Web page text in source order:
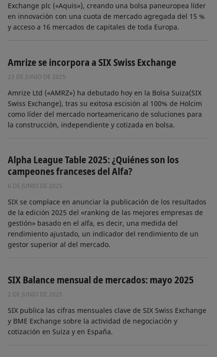
Exchange plc («Aquis»), creando una bolsa paneuropea líder
en innovación con una cuota de mercado agregada del 15 %
y acceso a 16 mercados de capitales de toda Europa.
Amrize se incorpora a SIX Swiss Exchange
23 DE JUNIO DE 2025
Amrize Ltd («AMRZ») ha debutado hoy en la Bolsa Suiza(SIX
Swiss Exchange), tras su exitosa escisión al 100% de Holcim
como líder del mercado norteamericano de soluciones para
la construcción, independiente y cotizada en bolsa.
Alpha League Table 2025: ¿Quiénes son los
campeones franceses del Alfa?
6 DE JUNIO DE 2025
SIX se complace en anunciar la publicación de los resultados
de la edición 2025 del «ranking de las mejores empresas de
gestión» basado en el alfa, es decir, una medida del
rendimiento ajustado, un indicador del rendimiento de un
gestor superior al del mercado.
SIX Balance mensual de mercados: mayo 2025
2 DE JUNIO DE 2025
SIX publica las cifras mensuales clave de SIX Swiss Exchange
y BME Exchange sobre la actividad de negociación y
cotización en Suiza y en España.